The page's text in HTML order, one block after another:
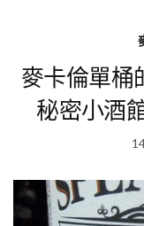
麥卡倫單桶
秘密小酒